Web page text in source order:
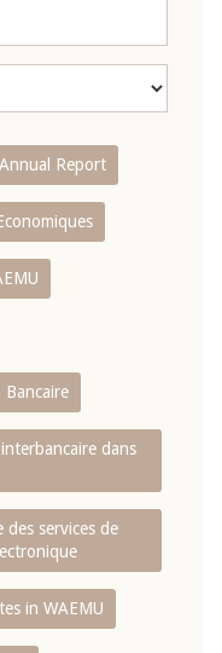
Report
Bancaire
dans
des services de
in WAEMU